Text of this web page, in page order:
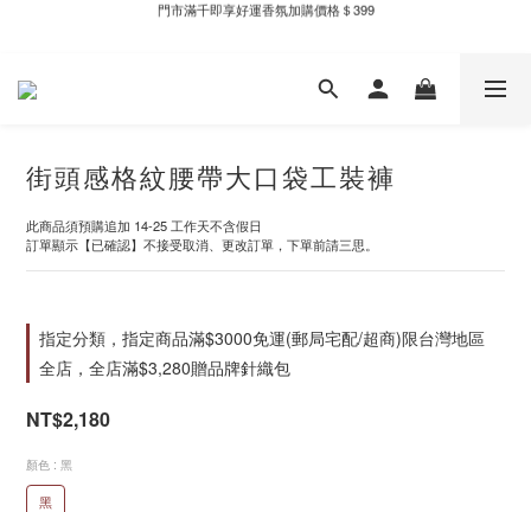
街頭感格紋腰帶大口袋工裝褲
此商品須預購追加 14-25 工作天不含假日
訂單顯示【已確認】不接受取消、更改訂單，下單前請三思。
指定分類，指定商品滿$3000免運(郵局宅配/超商)限台灣地區
全店，全店滿$3,280贈品牌針織包
NT$2,180
顏色 : 黑
黑